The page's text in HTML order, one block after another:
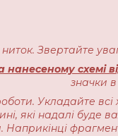
ниток. Звертайте
схемі
значки в
Укладайте
які надалі буде